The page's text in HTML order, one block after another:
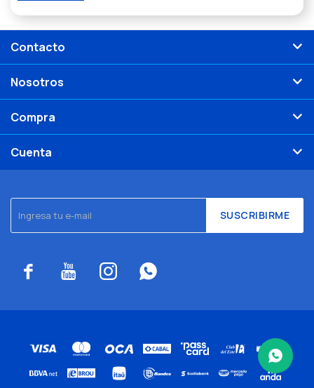
SUSCRIBIRME
   
Contacto
Nosotros
Compra
Cuenta